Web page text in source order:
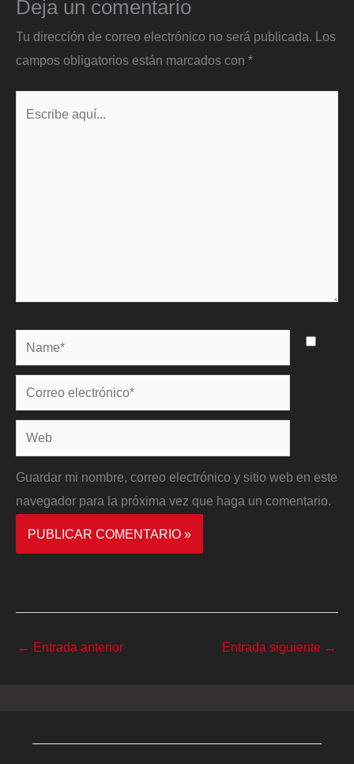
Deja un comentario
Tu dirección de correo electrónico no será publicada. Los
campos obligatorios están marcados con *
Name*
Correo
electrónico*
Web
Guardar mi nombre, correo electrónico y sitio web en este
navegador para la próxima vez que haga un comentario.
← Entrada anterior Entrada siguiente →